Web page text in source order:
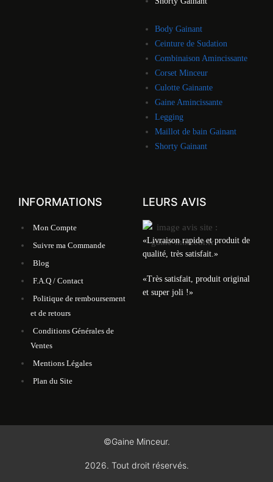
Body Gainant
Ceinture de Sudation
Combinaison Amincissante
Corset Minceur
Culotte Gainante
Gaine Amincissante
Legging
Maillot de bain Gainant
Shorty Gainant
INFORMATIONS
Mon Compte
Suivre ma Commande
Blog
F.A.Q / Contact
Politique de remboursement
et de retours
Conditions Générales de
Ventes
Mentions Légales
Plan du Site
LEURS AVIS
«Livraison rapide et produit de
qualité, très satisfait.»
«Très satisfait, produit original
et super joli !»
©Gaine Minceur.
2026. Tout droit réservés.